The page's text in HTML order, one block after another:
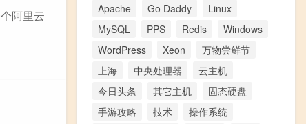
阿里云
Apache Go Daddy
Linux
MySQL
PPS Redis
Windows
WordPress
Xeon
万物尝鲜节
上海
中央处理器
云主机
今日头条
其它主机
固态硬盘
手游攻略
技术
操作系统